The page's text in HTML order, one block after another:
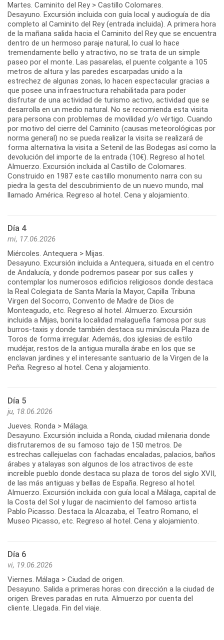
Martes. Caminito del Rey > Castillo Colomares.
Desayuno. Excursión incluida con guía local y audioguía de día
completo al Caminito del Rey (entrada incluida). A primera hora
de la mañana salida hacia el Caminito del Rey que se encuentra
dentro de un hermoso paraje natural, lo cual lo hace
tremendamente bello y atractivo, no se trata de un simple
paseo por el monte. Las pasarelas, el puente colgante a 105
metros de altura y las paredes escarpadas unido a la
estrechez de algunas zonas, lo hacen espectacular gracias a
que posee una infraestructura rehabilitada para poder
disfrutar de una actividad de turismo activo, actividad que se
desarrolla en un medio natural. No se recomienda esta visita
para persona con problemas de movilidad y/o vértigo. Cuando
por motivo del cierre del Caminito (causas meteorológicas por
norma general) no se pueda realizar la visita se realizará de
forma alternativa la visita a Setenil de las Bodegas así como la
devolución del importe de la entrada (10€). Regreso al hotel.
Almuerzo. Excursión incluida al Castillo de Colomares.
Construido en 1987 este castillo monumento narra con su
piedra la gesta del descubrimiento de un nuevo mundo, mal
Día 4
mi, 17.06.2026
Miércoles. Antequera > Mijas.
Desayuno. Excursión incluida a Antequera, situada en el centro
de Andalucía, y donde podremos pasear por sus calles y
contemplar los numerosos edificios religiosos donde destaca
la Real Colegiata de Santa María la Mayor, Capilla Tribuna
Virgen del Socorro, Convento de Madre de Dios de
Monteagudo, etc. Regreso al hotel. Almuerzo. Excursión
incluida a Mijas, bonita localidad malagueña famosa por sus
burros-taxis y donde también destaca su minúscula Plaza de
Toros de forma irregular. Además, dos iglesias de estilo
mudéjar, restos de la antigua muralla árabe en los que se
enclavan jardines y el interesante santuario de la Virgen de la
Día 5
ju, 18.06.2026
Jueves. Ronda > Málaga.
Desayuno. Excursión incluida a Ronda, ciudad milenaria donde
disfrutaremos de su famoso tajo de 150 metros. De
estrechas callejuelas con fachadas encaladas, palacios, baños
árabes y atalayas son algunos de los atractivos de este
increíble pueblo donde destaca su plaza de toros del siglo XVII,
de las más antiguas y bellas de España. Regreso al hotel.
Almuerzo. Excursión incluida con guía local a Málaga, capital de
la Costa del Sol y lugar de nacimiento del famoso artista
Pablo Picasso. Destaca la Alcazaba, el Teatro Romano, el
Día 6
vi, 19.06.2026
Viernes. Málaga > Ciudad de origen.
Desayuno. Salida a primeras horas con dirección a la ciudad de
origen. Breves paradas en ruta. Almuerzo por cuenta del